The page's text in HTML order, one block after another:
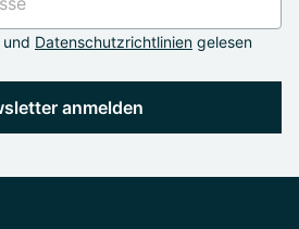
und Datenschutzrichtlinien gelesen
anmelden